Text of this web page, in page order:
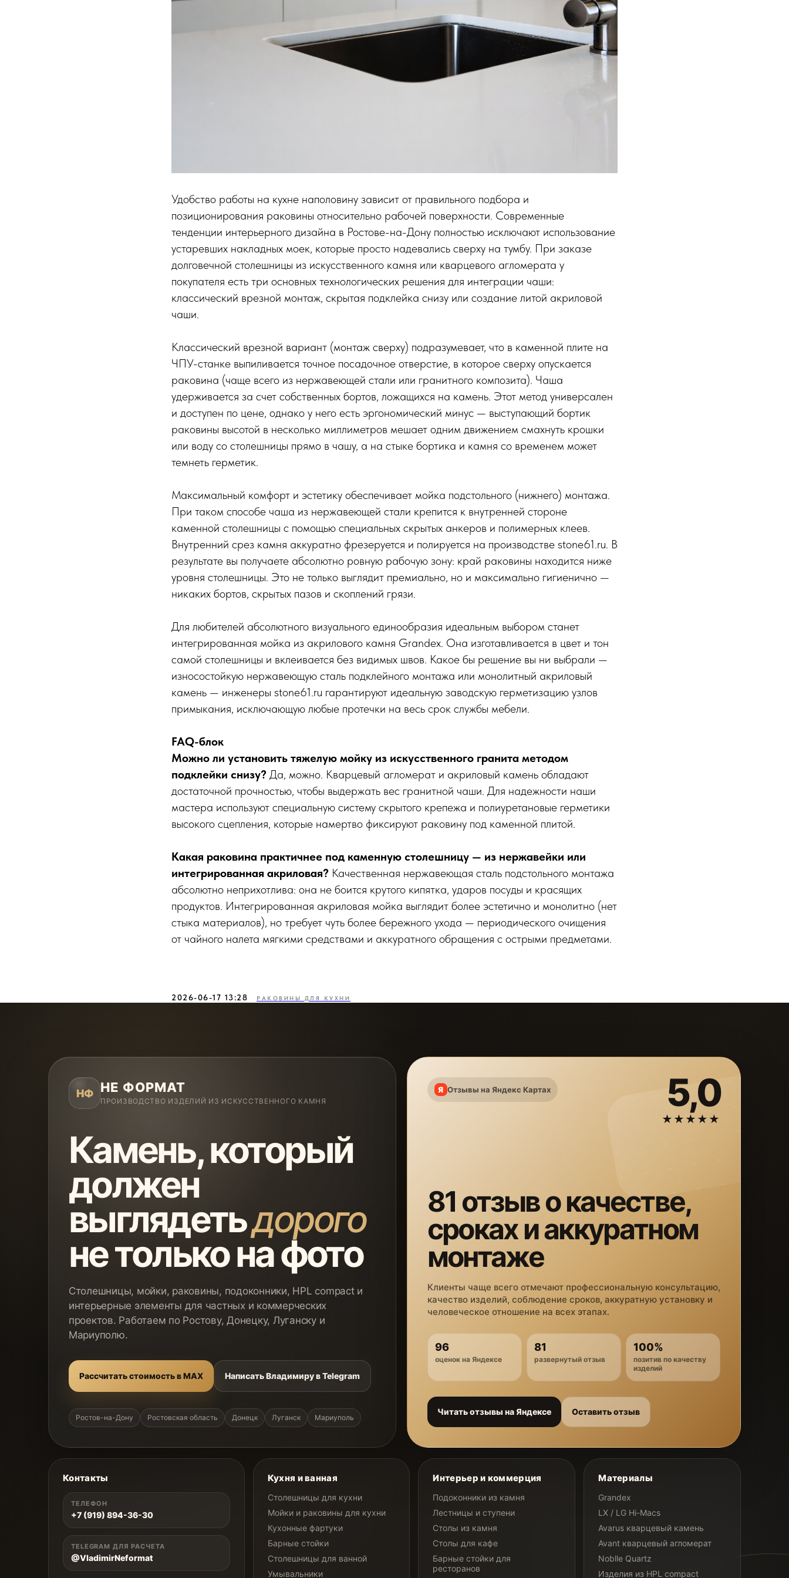
Удобство работы на кухне наполовину зависит от правильного подбора и
позиционирования раковины относительно рабочей поверхности. Современные
тенденции интерьерного дизайна в Ростове-на-Дону полностью исключают использование
устаревших накладных моек, которые просто надевались сверху на тумбу. При заказе
долговечной столешницы из искусственного камня или кварцевого агломерата у
покупателя есть три основных технологических решения для интеграции чаши:
классический врезной монтаж, скрытая подклейка снизу или создание литой акриловой
чаши.
Классический врезной вариант (монтаж сверху) подразумевает, что в каменной плите на
ЧПУ-станке выпиливается точное посадочное отверстие, в которое сверху опускается
раковина (чаще всего из нержавеющей стали или гранитного композита). Чаша
удерживается за счет собственных бортов, ложащихся на камень. Этот метод универсален
и доступен по цене, однако у него есть эргономический минус — выступающий бортик
раковины высотой в несколько миллиметров мешает одним движением смахнуть крошки
или воду со столешницы прямо в чашу, а на стыке бортика и камня со временем может
темнеть герметик.
Максимальный комфорт и эстетику обеспечивает мойка подстольного (нижнего) монтажа.
При таком способе чаша из нержавеющей стали крепится к внутренней стороне
каменной столешницы с помощью специальных скрытых анкеров и полимерных клеев.
Внутренний срез камня аккуратно фрезеруется и полируется на производстве stone61.ru. В
результате вы получаете абсолютно ровную рабочую зону: край раковины находится ниже
уровня столешницы. Это не только выглядит премиально, но и максимально гигиенично —
никаких бортов, скрытых пазов и скоплений грязи.
Для любителей абсолютного визуального единообразия идеальным выбором станет
интегрированная мойка из акрилового камня Grandex. Она изготавливается в цвет и тон
самой столешницы и вклеивается без видимых швов. Какое бы решение вы ни выбрали —
износостойкую нержавеющую сталь подклейного монтажа или монолитный акриловый
камень — инженеры stone61.ru гарантируют идеальную заводскую герметизацию узлов
примыкания, исключающую любые протечки на весь срок службы мебели.
FAQ-блок
Можно ли установить тяжелую мойку из искусственного гранита методом
подклейки снизу? Да, можно. Кварцевый агломерат и акриловый камень обладают
достаточной прочностью, чтобы выдержать вес гранитной чаши. Для надежности наши
мастера используют специальную систему скрытого крепежа и полиуретановые герметики
высокого сцепления, которые намертво фиксируют раковину под каменной плитой.
Какая раковина практичнее под каменную столешницу — из нержавейки или
интегрированная акриловая? Качественная нержавеющая сталь подстольного монтажа
абсолютно неприхотлива: она не боится крутого кипятка, ударов посуды и красящих
продуктов. Интегрированная акриловая мойка выглядит более эстетично и монолитно (нет
стыка материалов), но требует чуть более бережного ухода — периодического очищения
от чайного налета мягкими средствами и аккуратного обращения с острыми предметами.
2026-06-17 13:28 РАКОВИНЫ ДЛЯ КУХНИ
НФ НЕ ФОРМАТ
ПРОИЗВОДСТВО ИЗДЕЛИЙ ИЗ ИСКУССТВЕННОГО КАМНЯ
Камень, который
должен
выглядетьдорого
не только на фото
Столешницы, мойки, раковины, подоконники, HPL compact и
интерьерные элементы для частных и коммерческих
проектов. Работаем по Ростову, Донецку, Луганску и
Мариуполю.
Рассчитать стоимость в MAX Написать Владимиру в Telegram
Ростов-на-Дону Ростовская область Донецк Луганск Мариуполь
Отзывы на Яндекс Картах 5,0
★★★★★
81 отзыв о качестве,
сроках и аккуратном
монтаже
Клиенты чаще всего отмечают профессиональную консультацию,
качество изделий, соблюдение сроков, аккуратную установку и
человеческое отношение на всех этапах.
96
оценок на Яндексе
81
развернутый отзыв
100%
позитив по качеству
изделий
Читать отзывы на Яндексе Оставить отзыв
Контакты
ТЕЛЕФОН
+7 (919) 894-36-30
TELEGRAM ДЛЯ РАСЧЕТА
@VladimirNeformat
Кухня и ванная
Столешницы для кухни
Мойки и раковины для кухни
Кухонные фартуки
Барные стойки
Столешницы для ванной
Умывальники
Интерьер и коммерция
Подоконники из камня
Лестницы и ступени
Столы из камня
Столы для кафе
Барные стойки для
ресторанов
Материалы
Grandex
LX / LG Hi-Macs
Avarus кварцевый камень
Avant кварцевый агломерат
Noblle Quartz
Изделия из HPL compact